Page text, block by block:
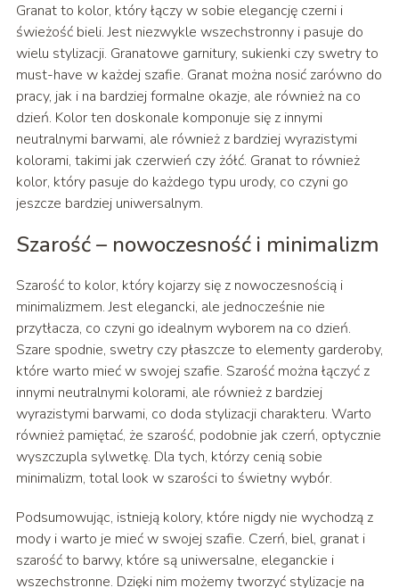
Granat to kolor, który łączy w sobie elegancję czerni i
świeżość bieli. Jest niezwykle wszechstronny i pasuje do
wielu stylizacji. Granatowe garnitury, sukienki czy swetry to
must-have w każdej szafie. Granat można nosić zarówno do
pracy, jak i na bardziej formalne okazje, ale również na co
dzień. Kolor ten doskonale komponuje się z innymi
neutralnymi barwami, ale również z bardziej wyrazistymi
kolorami, takimi jak czerwień czy żółć. Granat to również
kolor, który pasuje do każdego typu urody, co czyni go
jeszcze bardziej uniwersalnym.
Szarość – nowoczesność i minimalizm
Szarość to kolor, który kojarzy się z nowoczesnością i
minimalizmem. Jest elegancki, ale jednocześnie nie
przytłacza, co czyni go idealnym wyborem na co dzień.
Szare spodnie, swetry czy płaszcze to elementy garderoby,
które warto mieć w swojej szafie. Szarość można łączyć z
innymi neutralnymi kolorami, ale również z bardziej
wyrazistymi barwami, co doda stylizacji charakteru. Warto
również pamiętać, że szarość, podobnie jak czerń, optycznie
wyszczupla sylwetkę. Dla tych, którzy cenią sobie
minimalizm, total look w szarości to świetny wybór.
Podsumowując, istnieją kolory, które nigdy nie wychodzą z
mody i warto je mieć w swojej szafie. Czerń, biel, granat i
szarość to barwy, które są uniwersalne, eleganckie i
wszechstronne. Dzięki nim możemy tworzyć stylizacje na